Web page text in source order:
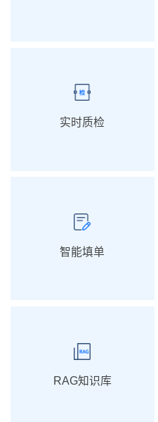
实时质检
智能填单
RAG知识库